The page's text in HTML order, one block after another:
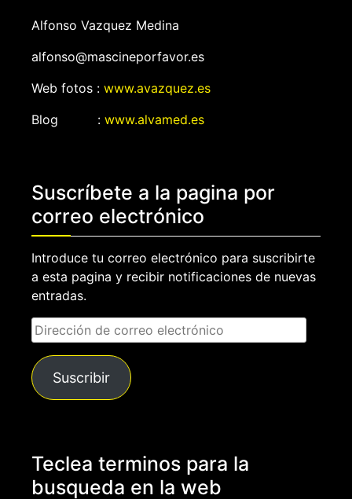
Alfonso Vazquez Medina
alfonso@mascineporfavor.es
Web fotos : www.avazquez.es
Blog : www.alvamed.es
Suscríbete a la pagina por
correo electrónico
Introduce tu correo electrónico para suscribirte
a esta pagina y recibir notificaciones de nuevas
entradas.
Dirección
de
correo
electrónico
Suscribir
Teclea terminos para la
busqueda en la web